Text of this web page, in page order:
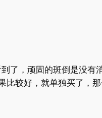
，顽固的斑倒是没有
比较好，就单独买了，